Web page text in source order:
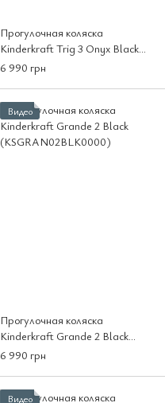
Прогулочная коляска
Kinderkraft Trig 3 Onyx Black
(KSTRIG03BLK0000)
6 990 грн
Видео
Прогулочная коляска
Kinderkraft Grande 2 Black
(KSGRAN02BLK0000)
6 990 грн
Видео